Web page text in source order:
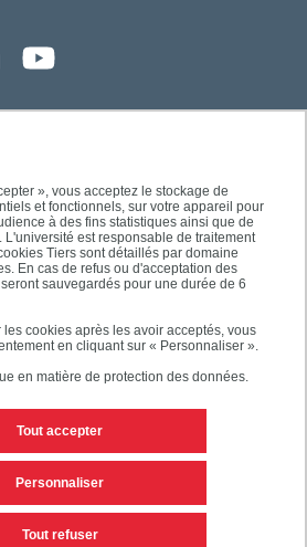
», vous acceptez le stockage de
et fonctionnels, sur votre appareil pour
à des fins statistiques ainsi que de
est responsable de traitement
Tiers sont détaillés par domaine
En cas de refus ou d'acceptation des
sauvegardés pour une durée de 6
cookies après les avoir acceptés, vous
en cliquant sur « Personnaliser ».
en matière de protection des données.
Tout accepter
Tout refuser
Personnaliser
légales
Plan du site